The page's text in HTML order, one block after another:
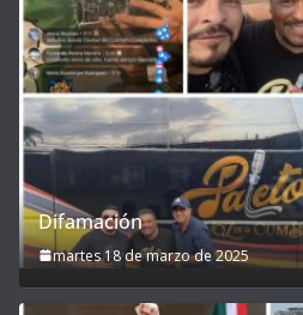
Difamación
martes 18 de marzo de 2025